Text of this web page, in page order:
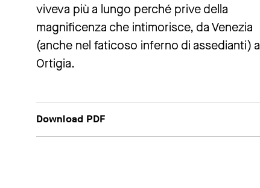
viveva più a lungo perché prive della
magnificenza che intimorisce, da Venezia
(anche nel faticoso inferno di assedianti) a
Ortigia.
Download PDF